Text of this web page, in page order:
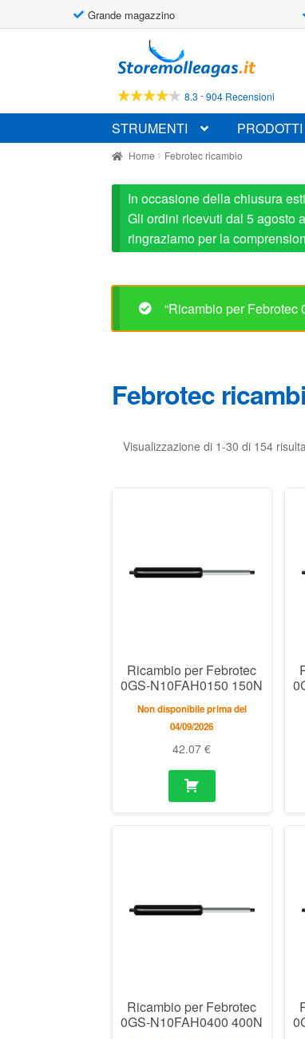
Grande magazzino
alla
navigazione
al
contenuto
8.3 -904 Recensioni
STRUMENTI PRODOTTI
Home Febrotec ricambio
In occasione della chiusura
Gli ordini ricevuti dal 5 agosto
ringraziamo per la
“Ricambio per Febrotec
Febrotec
Visualizzazione di 1-30 di 154
Ricambio per Febrotec
0GS-N10FAH0150 150N
Non disponibile prima del
04/09/2026
42.07€
Ricambio per Febrotec
0GS-N10FAH0400 400N